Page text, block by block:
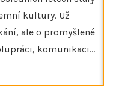
kultury. Už
ale o promyšlené
komunikaci…